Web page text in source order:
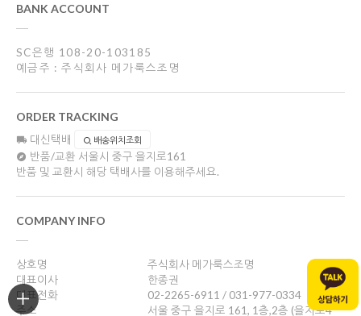
BANK ACCOUNT
SC은행 108-20-103185
예금주 : 주식회사 메가룩스조명
ORDER TRACKING
대신택배 배송위치조회
반품/교환 서울시 중구 을지로161
반품 및 교환시 해당 택배사를 이용해주세요.
COMPANY INFO
상호명
주식회사 메가룩스조명
대표이사
한종권
대표전화
02-2265-6911 / 031-977-0334
주소
서울 중구 을지로 161, 1층,2층 (을지로4